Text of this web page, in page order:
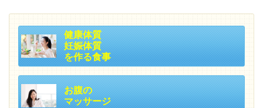
健康体質
妊娠体質
を作る食事
お腹の
マッサージ